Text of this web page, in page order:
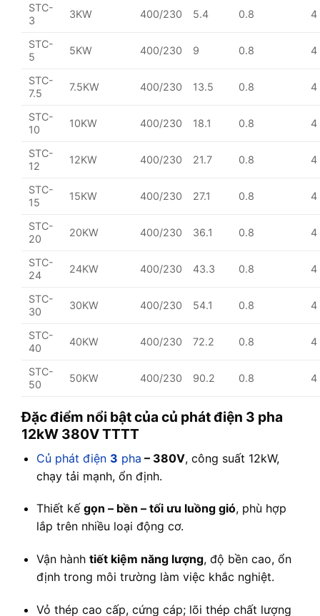
STC-
3
3KW 400/230 5.4 0.8 4
STC-
5
5KW 400/230 9 0.8 4
STC-
7.5
7.5KW 400/230 13.5 0.8 4
STC-
10
10KW 400/230 18.1 0.8 4
STC-
12
12KW 400/230 21.7 0.8 4
STC-
15
15KW 400/230 27.1 0.8 4
STC-
20
20KW 400/230 36.1 0.8 4
STC-
24
24KW 400/230 43.3 0.8 4
STC-
30
30KW 400/230 54.1 0.8 4
STC-
40
40KW 400/230 72.2 0.8 4
STC-
50
50KW 400/230 90.2 0.8 4
Đặc điểm nổi bật của củ phát điện 3 pha
12kW 380V TTTT
Củ phát điện 3 pha – 380V, công suất 12kW,
chạy tải mạnh, ổn định.
Thiết kế gọn – bền – tối ưu luồng gió, phù hợp
lắp trên nhiều loại động cơ.
Vận hành tiết kiệm năng lượng, độ bền cao, ổn
định trong môi trường làm việc khắc nghiệt.
Vỏ thép cao cấp, cứng cáp; lõi thép chất lượng